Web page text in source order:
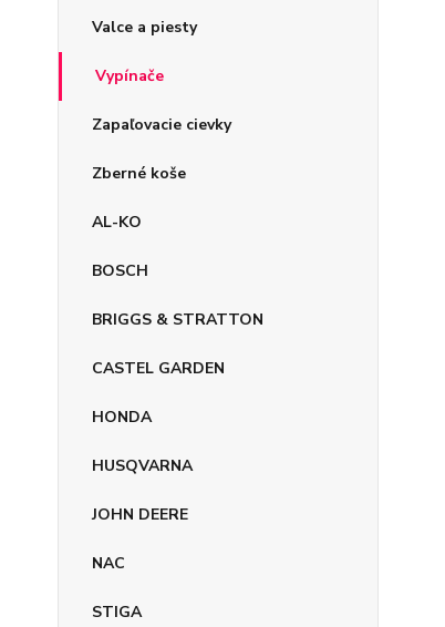
Valce a piesty
Vypínače
Zapaľovacie cievky
Zberné koše
AL-KO
BOSCH
BRIGGS & STRATTON
CASTEL GARDEN
HONDA
HUSQVARNA
JOHN DEERE
NAC
STIGA